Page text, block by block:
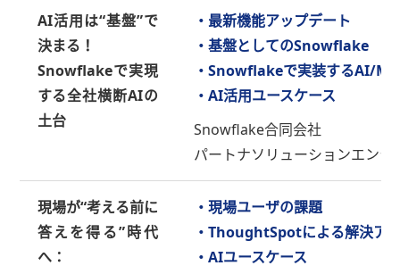
AI活用は“基盤”で
決まる！
Snowflakeで実現
する全社横断AIの
土台
・最新機能アップデート
・基盤としてのSnowflake
・Snowflakeで実装するAI/ML
・AI活用ユースケース
Snowflake合同会社
パートナソリューションエン
現場が“考える前に
答えを得る”時代
へ：
・現場ユーザの課題
・ThoughtSpotによる解決ア
・AIユースケース